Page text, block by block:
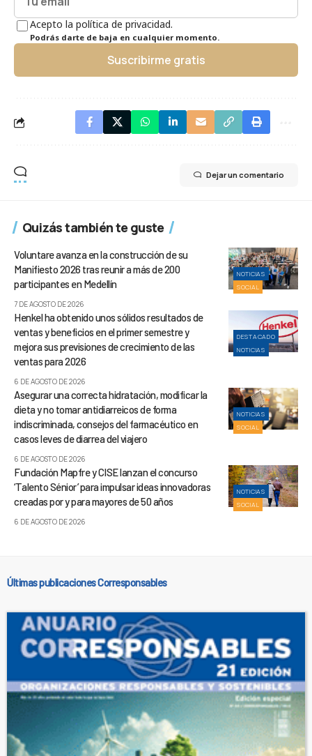
Acepto la política de privacidad.
Podrás darte de baja en cualquier momento.
Suscribirme gratis
Dejar un comentario
Quizás también te guste
NOTICIAS
SOCIAL
Voluntare avanza en la construcción de su
Manifiesto 2026 tras reunir a más de 200
participantes en Medellín
7 DE AGOSTO DE 2026
DESTACADO
NOTICIAS
Henkel ha obtenido unos sólidos resultados de
ventas y beneficios en el primer semestre y
mejora sus previsiones de crecimiento de las
ventas para 2026
6 DE AGOSTO DE 2026
NOTICIAS
SOCIAL
Asegurar una correcta hidratación, modificar la
dieta y no tomar antidiarreicos de forma
indiscriminada, consejos del farmacéutico en
casos leves de diarrea del viajero
6 DE AGOSTO DE 2026
NOTICIAS
SOCIAL
Fundación Mapfre y CISE lanzan el concurso
‘Talento Sénior’ para impulsar ideas innovadoras
creadas por y para mayores de 50 años
6 DE AGOSTO DE 2026
Últimas publicaciones Corresponsables